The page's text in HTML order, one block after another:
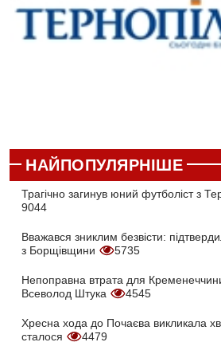
НАЙПОПУЛЯРНІШЕ
Трагічно загинув юний футболіст з
9044
Вважався зниклим безвісти:
з Борщівщини
5735
Непоправна втрата для
Всеволод Штука
4545
Хресна хода до Почаєва викликала
сталося
4479